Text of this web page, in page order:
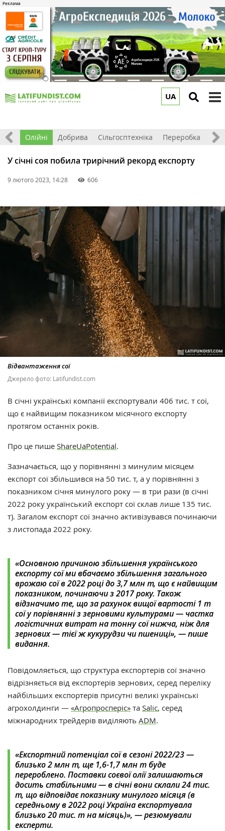
UA
Олійні Добрива Сільгосптехніка Переробка
У січні соя побила трирічний рекорд експорту
9 лютого 2023, 14:28 606
Відвантаження сої
Джерело фото: Latifundist.com
В січні українські компанії експортували 406 тис. т сої,
що є найвищим показником місячного експорту
протягом останніх років.
Про це пише ShareUaPotential.
Зазначається, що у порівнянні з минулим місяцем
експорт сої збільшився на 50 тис. т, а у порівнянні з
показником січня минулого року — в три рази (в січні
2022 року український експорт сої склав лише 135 тис.
т). Загалом експорт сої значно активізувався починаючи
з листопада 2022 року.
«‎Основною причиною збільшення українського
експорту сої ми вбачаємо збільшення загального
врожаю сої в 2022 році до 3,7 млн т, що є найвищим
показником, починаючи з 2017 року. Також
відзначимо те, що за рахунок вищої вартості 1 т
сої у порівнянні з зерновими культурами — частка
логістичних витрат на тонну сої нижча, ніж для
зернових — тієї ж кукурудзи чи пшениці», — пише
видання.
Повідомляється, що структура експортерів сої значно
відрізняється від експортерів зернових, серед переліку
найбільших експортерів присутні великі українські
агрохолдинги — «‎Агропросперіс» та Salic, серед
міжнародних трейдерів виділяють ADM.
«‎Експортний потенціал сої в сезоні 2022/23 —
близько 2 млн т, ще 1,6-1,7 млн т буде
перероблено. Поставки соєвої олії залишаються
досить стабільними — в січні вони склали 24 тис.
т, що відповідає показнику минулого місяця (в
середньому в 2022 році Україна експортувала
близько 20 тис. т на місяць)», — резюмували
експерти.